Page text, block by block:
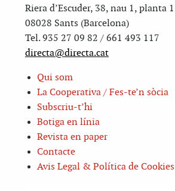
Riera d’Escuder, 38, nau 1, planta 1
08028 Sants (Barcelona)
Tel. 935 27 09 82 / 661 493 117
directa@directa.cat
Qui som
La Cooperativa / Fes-te’n sòcia
Subscriu-t’hi
Botiga en línia
Revista en paper
Contacte
Avis Legal & Política de Cookies